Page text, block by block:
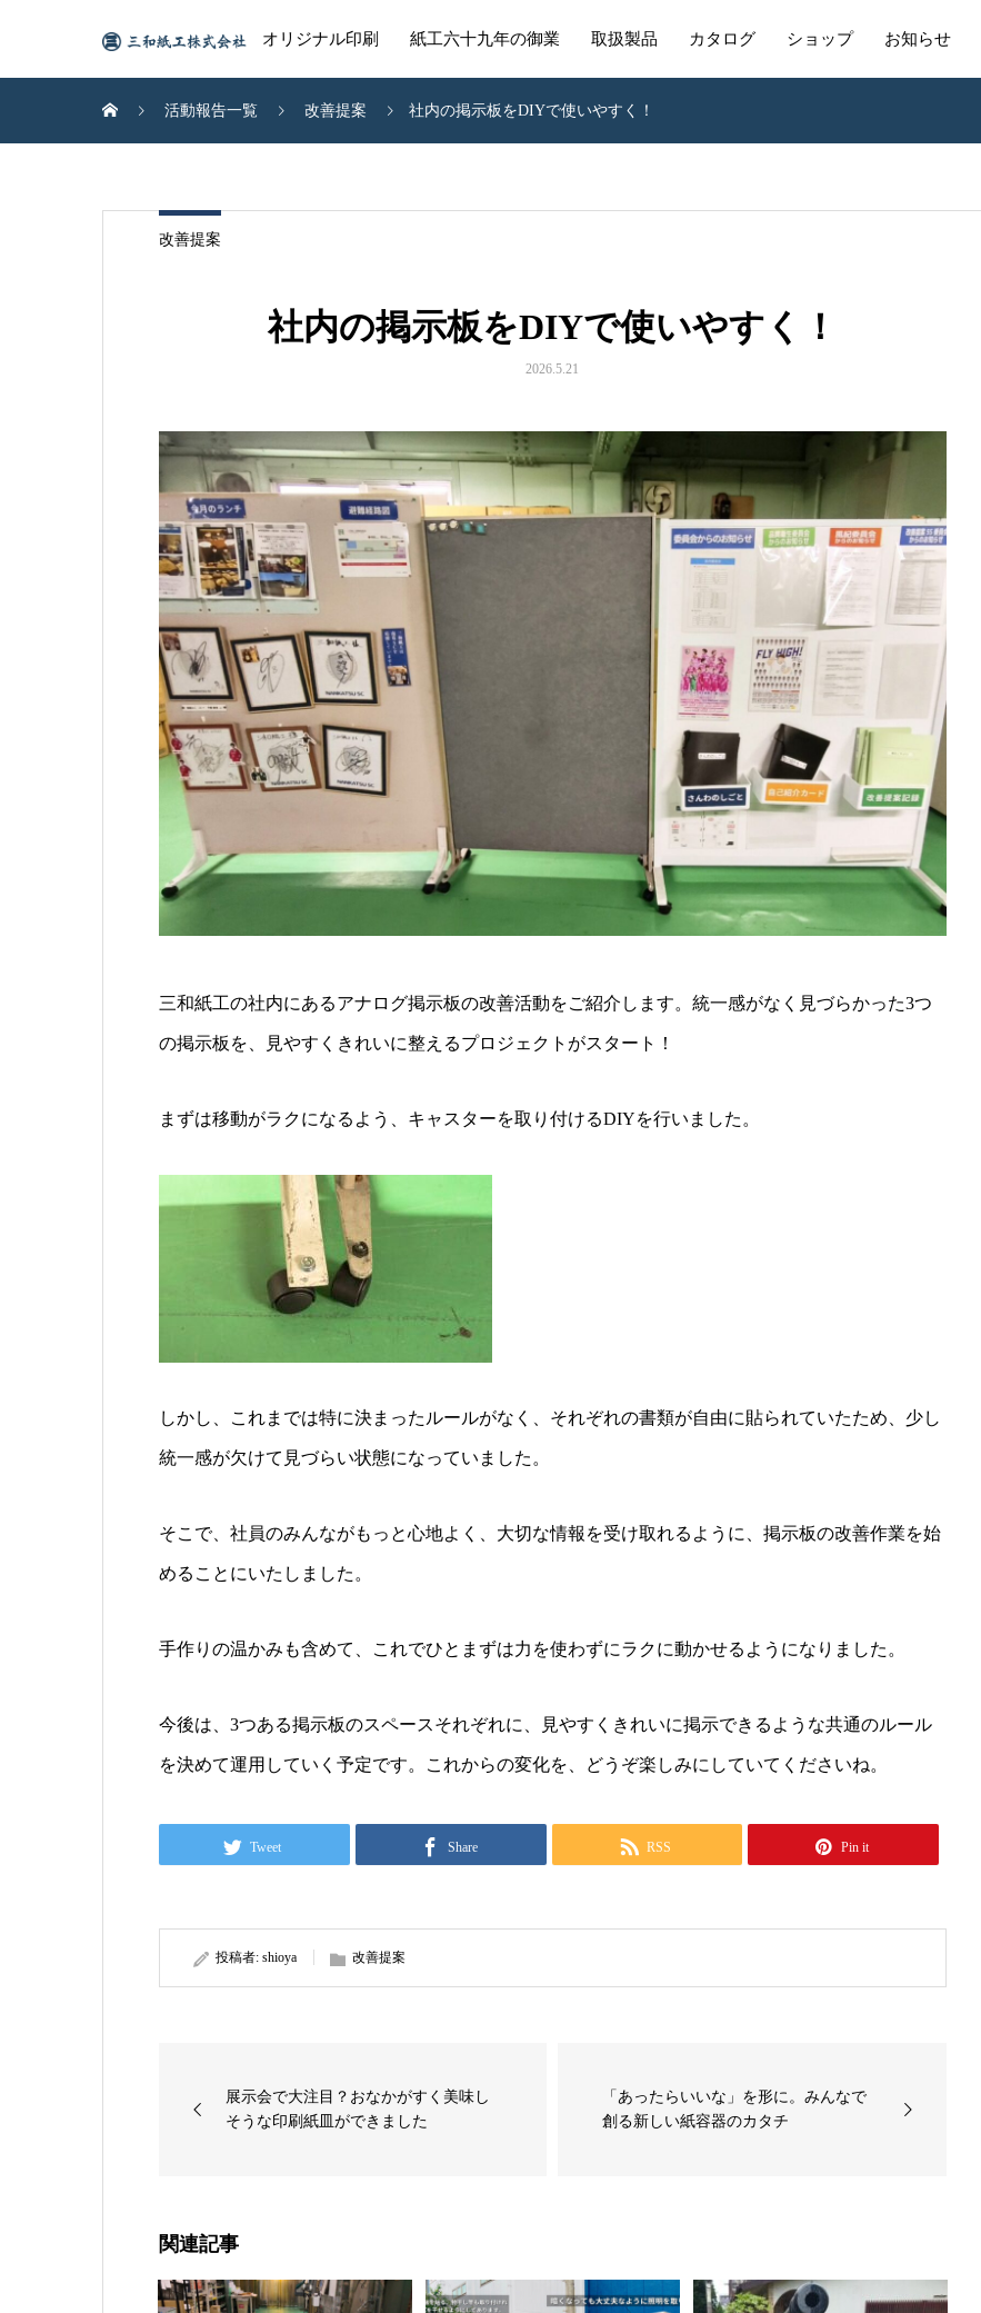
オリジナル印刷 紙工六十九年の御業 取扱製品 カタログ ショップ お知らせ
活動報告一覧 改善提案 社内の掲示板をDIYで使いやすく！
改善提案
社内の掲示板をDIYで使いやすく！
2026.5.21
三和紙工の社内にあるアナログ掲示板の改善活動をご紹介します。統一感がなく見づらかった3つ
の掲示板を、見やすくきれいに整えるプロジェクトがスタート！
まずは移動がラクになるよう、キャスターを取り付けるDIYを行いました。
しかし、これまでは特に決まったルールがなく、それぞれの書類が自由に貼られていたため、少し
統一感が欠けて見づらい状態になっていました。
そこで、社員のみんながもっと心地よく、大切な情報を受け取れるように、掲示板の改善作業を始
めることにいたしました。
手作りの温かみも含めて、これでひとまずは力を使わずにラクに動かせるようになりました。
今後は、3つある掲示板のスペースそれぞれに、見やすくきれいに掲示できるような共通のルール
を決めて運用していく予定です。これからの変化を、どうぞ楽しみにしていてくださいね。
Tweet Share RSS Pin it
投稿者: shioya 改善提案
展示会で大注目？おなかがすく美味し
そうな印刷紙皿ができました
「あったらいいな」を形に。みんなで
創る新しい紙容器のカタチ
関連記事